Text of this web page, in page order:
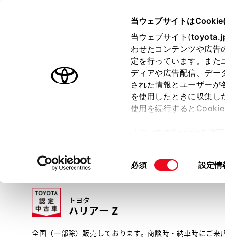
当ウェブサイトは
当ウェブサイト(
わせたコンテンツや広告
定を行っています。また
ディアや広告配信、デー
された情報とユーザーが
を使用したときに収集
使用を続行すると
て」をご覧ください。
同
必須 設定情
オーナーサポート トピックス
トヨタ認定中古車
トヨタ認定中古車の魅力 3つの買い方
トヨタ
ハリアー Z
全国（一部除）販売しております。商談時・納車時にご来